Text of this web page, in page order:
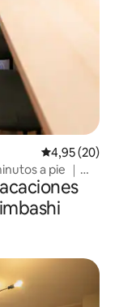
Calificación
4,95 (20)
a pie ｜
de la Torre